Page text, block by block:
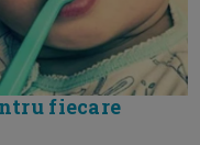
fiecare